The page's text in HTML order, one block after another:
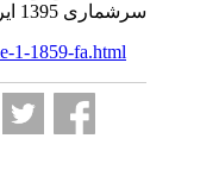
سرشماری 1395 ایران. پایش. 1401; 21 (2) :173-181
1-1859-fa.html